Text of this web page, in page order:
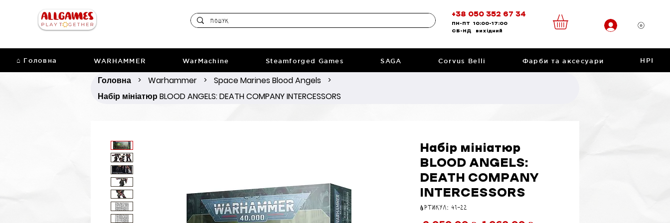
+38 050 352 67 34
ПН-ПТ 10:00-17:00
CБ-НД вихідний
⌂ Головна WARHAMMER WarMachine Steamforged Games SAGA Corvus Belli Фарби та аксесуари НРІ
Головна > Warhammer > Space Marines Blood Angels >
Набір мініатюр BLOOD ANGELS: DEATH COMPANY INTERCESSORS
Набір мініатюр
BLOOD ANGELS:
DEATH COMPANY
INTERCESSORS
Артикул: 41-22